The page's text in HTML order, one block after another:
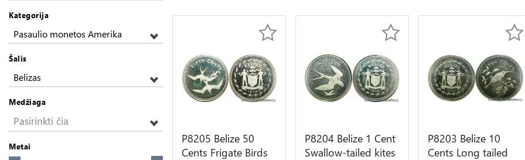
Kategorija
Pasaulio monetos Amerika
Šalis
Belizas
Medžiaga
Pasirinkti čia
Metai
P8205 Belize 50
Cents Frigate Birds
P8204 Belize 1 Cent
Swallow-tailed kites
P8203 Belize 10
Cents Long tailed